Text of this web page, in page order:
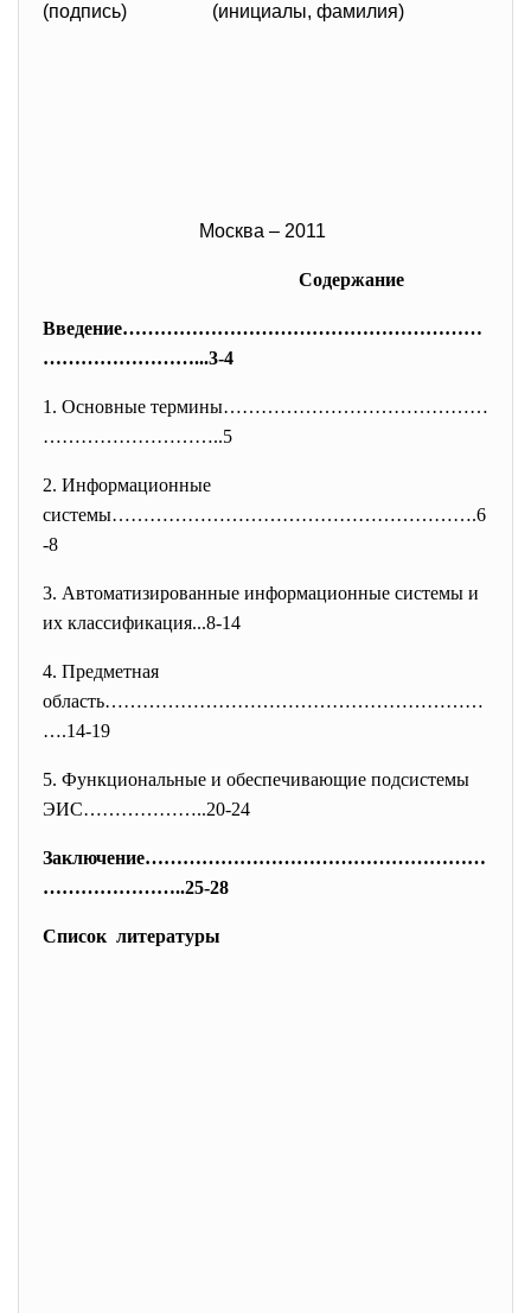
(подпись)
(инициалы, фамилия)
Москва – 2011
Содержание
Введение…………………………………………………
……………………...3-4
1. Основные термины……………………………………
………………………..5
2. Информационные
системы………………………………………………….6
-8
3. Автоматизированные информационные системы и
их классификация...8-14
4. Предметная
область……………………………………………………
….14-19
5. Функциональные и обеспечивающие подсистемы
ЭИС………………..20-24
Заключение………………………………………………
…………………..25-28
Список литературы